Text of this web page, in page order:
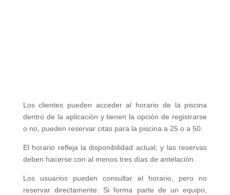
Los clientes pueden acceder al horario de la piscina
dentro de la aplicación y tienen la opción de registrarse
o no, pueden reservar citas para la piscina a 25 o a 50.
El horario refleja la disponibilidad actual, y las reservas
deben hacerse con al menos tres días de antelación.
Los usuarios pueden consultar el horario, pero no
reservar directamente. Si forma parte de un equipo,